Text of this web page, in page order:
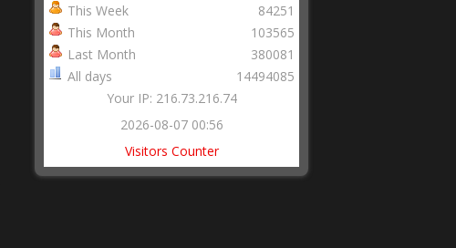
This Week
This Month
Last Month
All days
84251
103565
380081
14494085
Your IP: 216.73.216.74
2026-08-07 00:56
Visitors Counter